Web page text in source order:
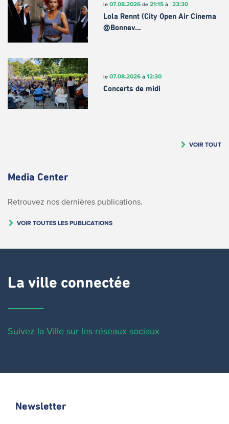
le 07.08.2026de 21:15à 23:30
Lola Rennt (City Open Air Cinema
@Bonnev…
le 07.08.2026à 12:30
Concerts de midi
VOIR TOUT
Media Center
Retrouvez nos dernières publications.
VOIR TOUTES LES PUBLICATIONS
La ville connectée
Suivez la Ville sur les réseaux sociaux
Newsletter